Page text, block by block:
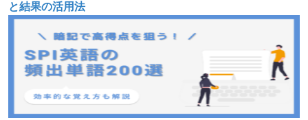
と結果の活用法